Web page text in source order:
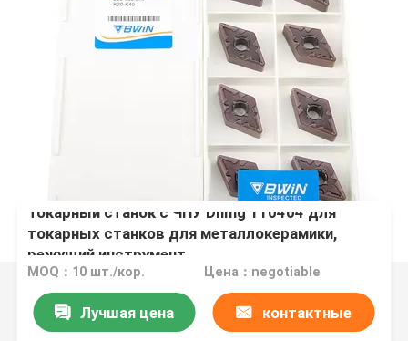
Токарный станок с ЧПУ Dnmg 110404 для
токарных станков для металлокерамики,
режущий инструмент
MOQ：10 шт./кор. Цена：negotiable
Лучшая цена контактные